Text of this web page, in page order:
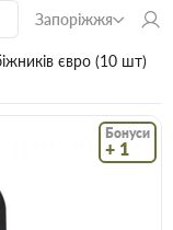
Запоріжжя
євро (10 шт)
Бонуси
+ 1